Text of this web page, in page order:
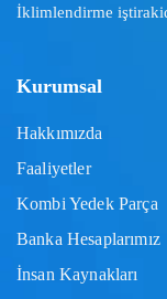
İklimlendirme
Kurumsal
Hakkımızda
Faaliyetler
Kombi Yedek Parça
Banka Hesaplarımız
İnsan Kaynakları